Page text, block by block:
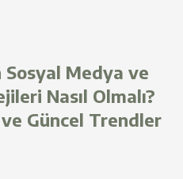
Medya ve
Nasıl Olmalı?
Güncel Trendler